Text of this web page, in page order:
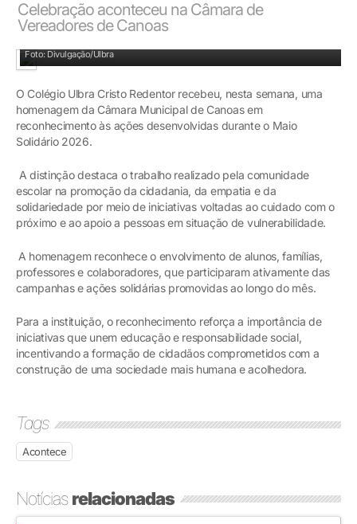
Celebração aconteceu na Câmara de
Vereadores de Canoas
Foto: Divulgação/Ulbra
O Colégio Ulbra Cristo Redentor recebeu, nesta semana, uma
homenagem da Câmara Municipal de Canoas em
reconhecimento às ações desenvolvidas durante o Maio
Solidário 2026.
A distinção destaca o trabalho realizado pela comunidade
escolar na promoção da cidadania, da empatia e da
solidariedade por meio de iniciativas voltadas ao cuidado com o
próximo e ao apoio a pessoas em situação de vulnerabilidade.
A homenagem reconhece o envolvimento de alunos, famílias,
professores e colaboradores, que participaram ativamente das
campanhas e ações solidárias promovidas ao longo do mês.
Para a instituição, o reconhecimento reforça a importância de
iniciativas que unem educação e responsabilidade social,
incentivando a formação de cidadãos comprometidos com a
construção de uma sociedade mais humana e acolhedora.
Tags
Acontece
Notíciasrelacionadas